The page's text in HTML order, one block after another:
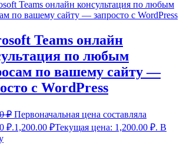
Teams онлайн
по любым
по вашему сайту —
с WordPress
₽ Первоначальная цена составляла
₽.1,200.00 ₽Текущая цена: 1,200.00 ₽. В